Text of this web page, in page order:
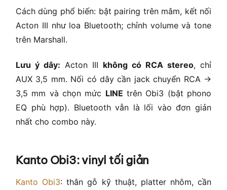
Cách dùng phổ biến: bật pairing trên mâm, kết nối
Acton III như loa Bluetooth; chỉnh volume và tone
trên Marshall.
Lưu ý dây: Acton III không có RCA stereo, chỉ
AUX 3,5 mm. Nối có dây cần jack chuyển RCA →
3,5 mm và chọn mức LINE trên Obi3 (bật phono
EQ phù hợp). Bluetooth vẫn là lối vào đơn giản
nhất cho combo này.
Kanto Obi3: vinyl tối giản
Kanto Obi3: thân gỗ kỹ thuật, platter nhôm, cần